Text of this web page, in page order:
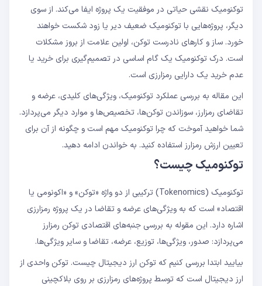
توکنومیک نقشی حیاتی در موفقیت یک پروژه ایفا می‌کند. از سوی
دیگر، پروژه‌هایی با توکنومیک ضعیف دیر یا زود شکست خواهند
خورد. ساز و کارهای نادرست توکن، اولین علامت از بروز مشکلات
است. درک توکنومیک یک گام اساسی در تصمیم‌گیری برای خرید یا
عدم خرید یک دارایی رمزارزی است.
این مقاله به بررسی عملکرد توکنومیک، ویژگی‌های کلیدی، عرضه و
تقاضای رمزارز، سوزاندن توکن‌ها، تخصیص‌ها و موارد دیگر می‌پردازد.
شما خواهید آموخت که چرا توکنومیک مهم است و چگونه از آن برای
تعیین ارزش رمزارز استفاده کنید. به خواندن ادامه دهید.
توکنومیک چیست؟
توکنومیک (Tokenomics) ترکیبی از دو واژه «توکن» و «اکونومی یا
اقتصاد» است که به ویژگی‌های عرضه و تقاضا در یک پروژه رمزارزی
اشاره دارد. این مقوله به بررسی جنبه‌های اقتصادی توکن رمزارز
می‌پردازد: صدور، ویژگی‌ها، توزیع، عرضه، تقاضا و سایر ویژگی‌ها.
بیایید ابتدا بررسی کنیم که توکن ارز دیجیتال چیست. توکن واحدی از
ارز دیجیتال است که توسط پروژه‌های رمزارزی بر روی بلاکچینی